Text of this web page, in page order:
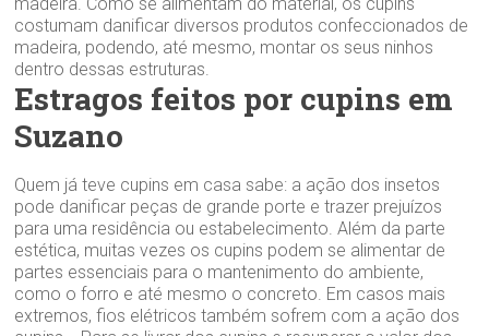
costumam danificar diversos produtos confeccionados de
madeira, podendo, até mesmo, montar os seus ninhos
dentro dessas estruturas.
Estragos feitos por cupins em
Suzano
Quem já teve cupins em casa sabe: a ação dos insetos
pode danificar peças de grande porte e trazer prejuízos
para uma residência ou estabelecimento. Além da parte
estética, muitas vezes os cupins podem se alimentar de
partes essenciais para o mantenimento do ambiente,
como o forro e até mesmo o concreto. Em casos mais
extremos, fios elétricos também sofrem com a ação dos